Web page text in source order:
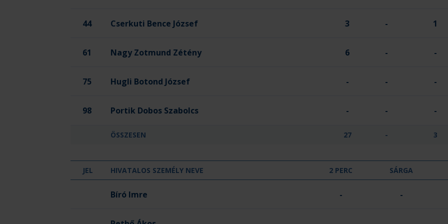
44 Cserkuti Bence József 3 - 1
61 Nagy Zotmund Zétény 6 - -
75 Hugli Botond József - - -
98 Portik Dobos Szabolcs - - -
ÖSSZESEN 27 - 3
JEL HIVATALOS SZEMÉLY NEVE 2 PERC SÁRGA
Bíró Imre - -